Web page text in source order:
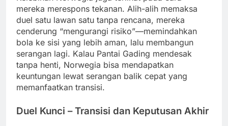
mereka merespons tekanan. Alih-alih memaksa
duel satu lawan satu tanpa rencana, mereka
cenderung “mengurangi risiko”—memindahkan
bola ke sisi yang lebih aman, lalu membangun
serangan lagi. Kalau Pantai Gading mendesak
tanpa henti, Norwegia bisa mendapatkan
keuntungan lewat serangan balik cepat yang
memanfaatkan transisi.
Duel Kunci – Transisi dan Keputusan Akhir